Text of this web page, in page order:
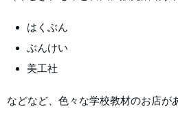
はくぶん
ぶんけい
美工社
などなど、色々な学校教材のお店が